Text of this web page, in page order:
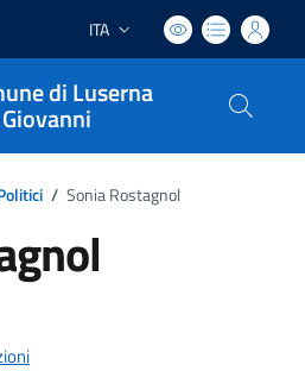
Lingua attiva:
ITA
di Luserna
/ Sonia Rostagnol